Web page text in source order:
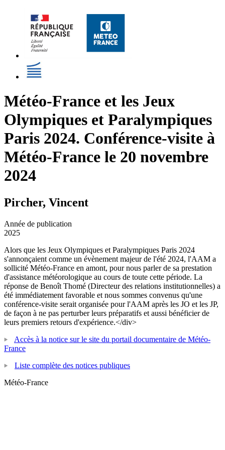
Météo-France et les Jeux
Olympiques et Paralympiques
Paris 2024. Conférence-visite à
Météo-France le 20 novembre
2024
Pircher, Vincent
Année de publication
2025
Alors que les Jeux Olympiques et Paralympiques Paris 2024
s'annonçaient comme un évènement majeur de l'été 2024, l'AAM a
sollicité Météo-France en amont, pour nous parler de sa prestation
d'assistance météorologique au cours de toute cette période. La
réponse de Benoît Thomé (Directeur des relations institutionnelles) a
été immédiatement favorable et nous sommes convenus qu'une
conférence-visite serait organisée pour l'AAM après les JO et les JP,
de façon à ne pas perturber leurs préparatifs et aussi bénéficier de
leurs premiers retours d'expérience.</div>
Accès à la notice sur le site du portail documentaire de Météo-
France
Liste complète des notices publiques
Météo-France